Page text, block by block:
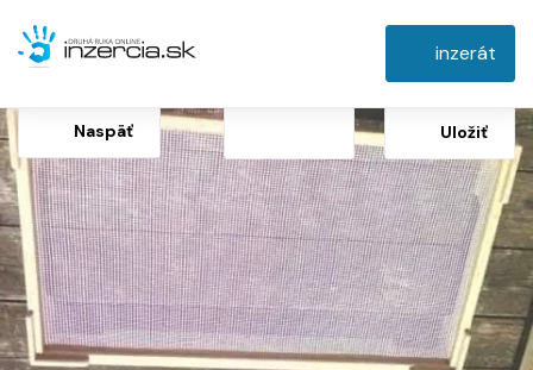
inzerát
Naspäť Uložiť